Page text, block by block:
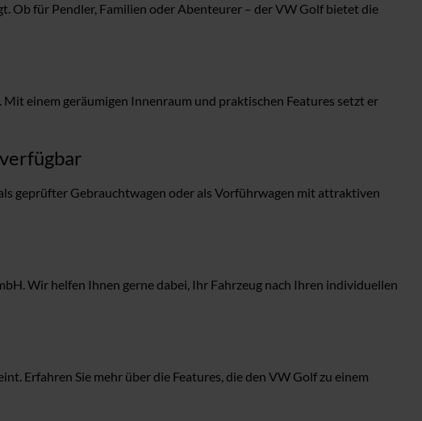
Ob für Pendler, Familien oder Abenteurer – der VW Golf bietet die
einem geräumigen Innenraum und praktischen Features setzt er
geprüfter Gebrauchtwagen oder als Vorführwagen mit attraktiven
Wir helfen Ihnen gerne dabei, Ihr Fahrzeug nach Ihren individuellen
Erfahren Sie mehr über die Features, die den VW Golf zu einem